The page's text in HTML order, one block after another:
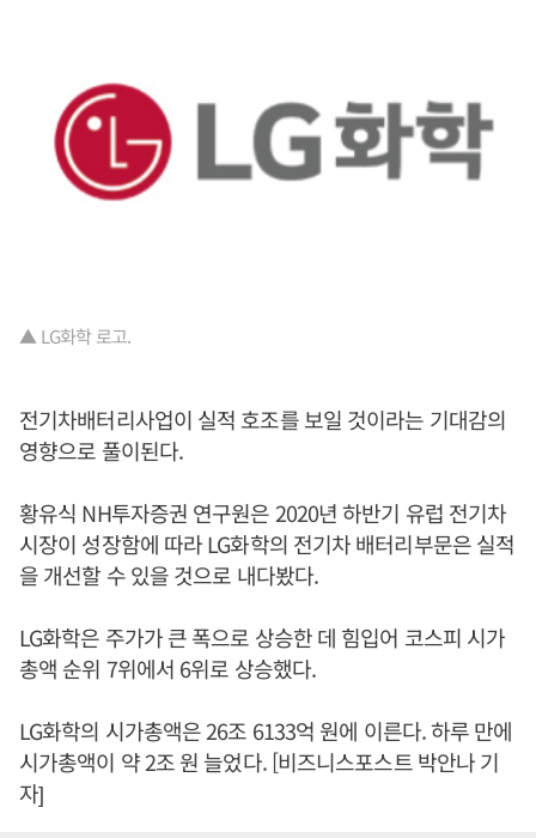
▲ LG화학 로고.
전기차배터리사업이 실적 호조를 보일 것이라는 기대감의
영향으로 풀이된다.
황유식 NH투자증권 연구원은 2020년 하반기 유럽 전기차
시장이 성장함에 따라 LG화학의 전기차 배터리부문은 실적
을 개선할 수 있을 것으로 내다봤다.
LG화학은 주가가 큰 폭으로 상승한 데 힘입어 코스피 시가
총액 순위 7위에서 6위로 상승했다.
LG화학의 시가총액은 26조 6133억 원에 이른다. 하루 만에
시가총액이 약 2조 원 늘었다. [비즈니스포스트 박안나 기
자]